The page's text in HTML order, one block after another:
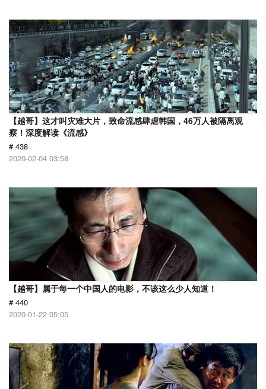
【越哥】这才叫灾难大片，致命流感肆虐韩国，46万人被隔离观
察！深度解读《流感》
# 438
2020-02-04 03:58
【越哥】属于每一个中国人的电影，不该这么少人知道！
# 440
2020-01-22 05:05